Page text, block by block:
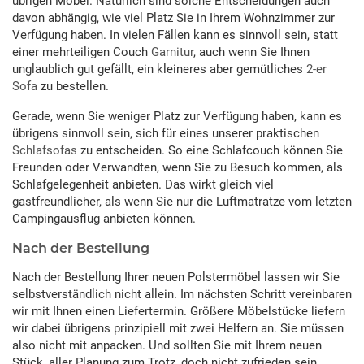
davon abhängig, wie viel Platz Sie in Ihrem Wohnzimmer zur
Verfügung haben. In vielen Fällen kann es sinnvoll sein, statt
einer mehrteiligen Couch Garnitur, auch wenn Sie Ihnen
unglaublich gut gefällt, ein kleineres aber gemütliches 2-er
Sofa zu bestellen.
Gerade, wenn Sie weniger Platz zur Verfügung haben, kann es
übrigens sinnvoll sein, sich für eines unserer praktischen
Schlafsofas zu entscheiden. So eine Schlafcouch können Sie
Freunden oder Verwandten, wenn Sie zu Besuch kommen, als
Schlafgelegenheit anbieten. Das wirkt gleich viel
gastfreundlicher, als wenn Sie nur die Luftmatratze vom letzten
Campingausflug anbieten können.
Nach der Bestellung
Nach der Bestellung Ihrer neuen Polstermöbel lassen wir Sie
selbstverständlich nicht allein. Im nächsten Schritt vereinbaren
wir mit Ihnen einen Liefertermin. Größere Möbelstücke liefern
wir dabei übrigens prinzipiell mit zwei Helfern an. Sie müssen
also nicht mit anpacken. Und sollten Sie mit Ihrem neuen